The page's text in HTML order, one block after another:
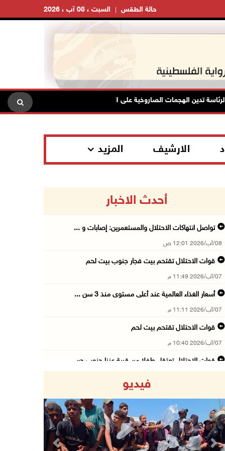
السبت ، 08 آب ، 2026 حالة الطقس
تدين الهجمات الصاروخية على المملكة العربية السعودية والجمهورية اليمنية
الارشيف المزيد
أحدث الاخبار
تواصل انتهاكات الاحتلال والمستعمرين: إصابات و ...
08/آب/2026 12:01 ص
قوات الاحتلال تقتحم بيت فجار جنوب بيت لحم
07/آب/2026 11:49 م
أسعار الغذاء العالمية عند أعلى مستوى منذ 3 سن ...
07/آب/2026 11:11 م
قوات الاحتلال تقتحم بيت لحم
07/آب/2026 10:40 م
قوات الاحتلال تعتقل طفلا من قرية عنزا جنوب جن ...
07/آب/2026 10:15 م
الاحتلال يعيق تنقل المواطنين ويقتحم بلدات شرق ...
07/آب/2026 08:52 م
فيديو
Previous Next